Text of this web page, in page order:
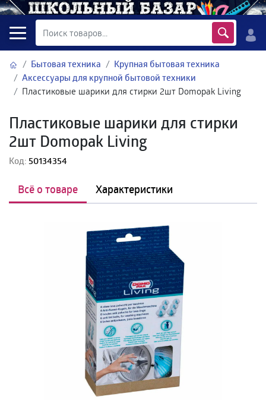
Бытовая техника
Крупная бытовая техника
Аксессуары для крупной бытовой техники
Пластиковые шарики для стирки 2шт Domopak Living
Пластиковые шарики для стирки
2шт Domopak Living
Код:50134354
Всё о товаре Характеристики